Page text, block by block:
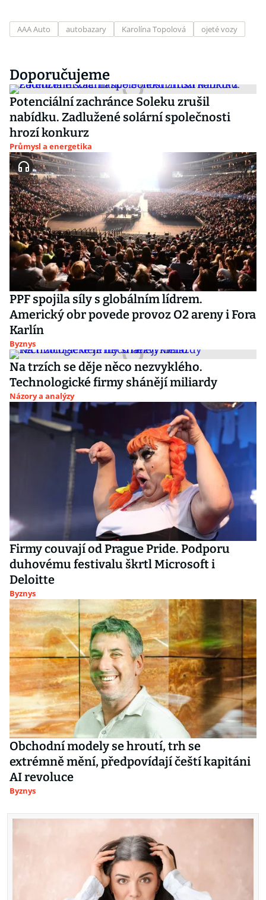
AAA Auto autobazary Karolína Topolová ojeté vozy
Doporučujeme
Potenciální zachránce Soleku zrušil
nabídku. Zadlužené solární společnosti
hrozí konkurz
Průmysl a energetika
PPF spojila síly s globálním lídrem.
Americký obr povede provoz O2 areny i Fora
Karlín
Byznys
Na trzích se děje něco nezvyklého.
Technologické firmy shánějí miliardy
Názory a analýzy
Firmy couvají od Prague Pride. Podporu
duhovému festivalu škrtl Microsoft i
Deloitte
Byznys
Obchodní modely se hroutí, trh se
extrémně mění, předpovídají čeští kapitáni
AI revoluce
Byznys